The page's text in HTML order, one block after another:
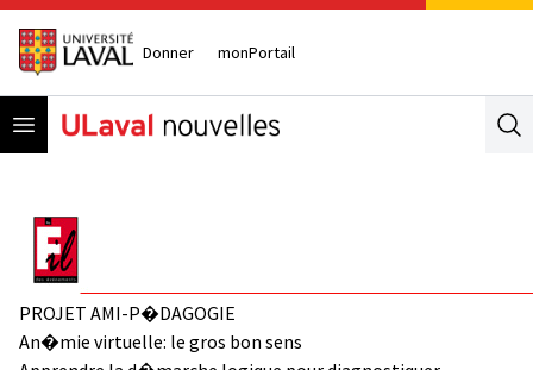
Donner monPortail
Open menu
PROJET AMI-P�DAGOGIE
An�mie virtuelle: le gros bon sens